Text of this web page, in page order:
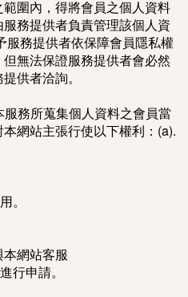
圍內，得將會員之個人資料
務提供者負責管理該個人資
服務提供者依保障會員隱私權
無法保證服務提供者會必然
供者洽詢。
務所蒐集個人資料之會員當
網站主張行使以下權利：(a).
。
網站客服
行申請。